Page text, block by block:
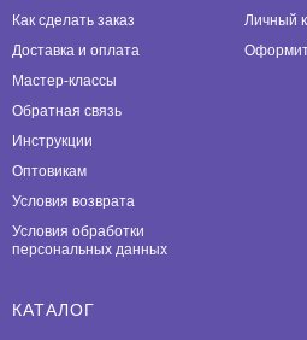
Как сделать заказ
Доставка и оплата
Мастер-классы
Обратная связь
Инструкции
Оптовикам
Условия возврата
Условия обработки
персональных данных
Личный
КАТАЛОГ